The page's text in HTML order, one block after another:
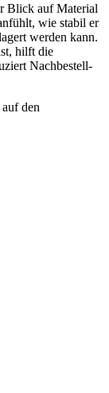
Blick auf Material
wie stabil er
werden kann.
hilft die
Nachbestell-
auf den